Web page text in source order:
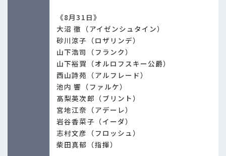
《8月31日》
大沼 徹（アイゼンシュタイン）
砂川涼子（ロザリンデ）
山下浩司（フランク）
山下裕賀（オルロフスキー公爵）
西山詩苑（アルフレード）
池内 響（ファルケ）
髙梨英次郎（ブリント）
宮地江奈（アデーレ）
岩谷香菜子（イーダ）
志村文彦（フロッシュ）
柴田真郁（指揮）